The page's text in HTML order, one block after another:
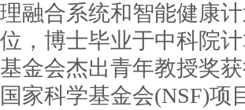
理融合系统和智能健康
位，博士毕业于中科院
基金会杰出青年教授奖获
国家科学基金会(NSF)项